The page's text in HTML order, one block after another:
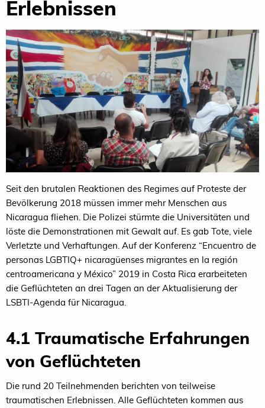
Erlebnissen
Seit den brutalen Reaktionen des Regimes auf Proteste der
Bevölkerung 2018 müssen immer mehr Menschen aus
Nicaragua fliehen. Die Polizei stürmte die Universitäten und
löste die Demonstrationen mit Gewalt auf. Es gab Tote, viele
Verletzte und Verhaftungen. Auf der Konferenz “Encuentro de
personas LGBTIQ+ nicaragüenses migrantes en la región
centroamericana y México” 2019 in Costa Rica erarbeiteten
die Geflüchteten an drei Tagen an der Aktualisierung der
LSBTI-Agenda für Nicaragua.
4.1 Traumatische Erfahrungen
von Geflüchteten
Die rund 20 Teilnehmenden berichten von teilweise
traumatischen Erlebnissen. Alle Geflüchteten kommen aus